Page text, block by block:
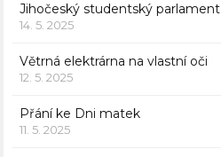
Jihočeský studentský parlament
14. 5. 2025
Větrná elektrárna na vlastní oči
12. 5. 2025
Přání ke Dni matek
11. 5. 2025